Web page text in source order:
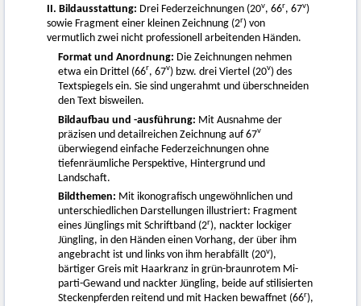
II. Bildausstattung: Drei Federzeichnungen (20v, 66r, 67v)
sowie Fragment einer kleinen Zeichnung (2r) von
vermutlich zwei nicht professionell arbeitenden Händen.
Format und Anordnung: Die Zeichnungen nehmen
etwa ein Drittel (66r, 67v) bzw. drei Viertel (20v) des
Textspiegels ein. Sie sind ungerahmt und überschneiden
den Text bisweilen.
Bildaufbau und -ausführung: Mit Ausnahme der
präzisen und detailreichen Zeichnung auf 67v
überwiegend einfache Federzeichnungen ohne
tiefenräumliche Perspektive, Hintergrund und
Landschaft.
Bildthemen: Mit ikonografisch ungewöhnlichen und
unterschiedlichen Darstellungen illustriert: Fragment
eines Jünglings mit Schriftband (2r), nackter lockiger
Jüngling, in den Händen einen Vorhang, der über ihm
angebracht ist und links von ihm herabfällt (20v),
bärtiger Greis mit Haarkranz in grün-braunrotem Mi-
parti-Gewand und nackter Jüngling, beide auf stilisierten
Steckenpferden reitend und mit Hacken bewaffnet (66r),